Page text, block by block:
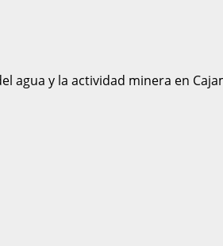
agua y la actividad minera en